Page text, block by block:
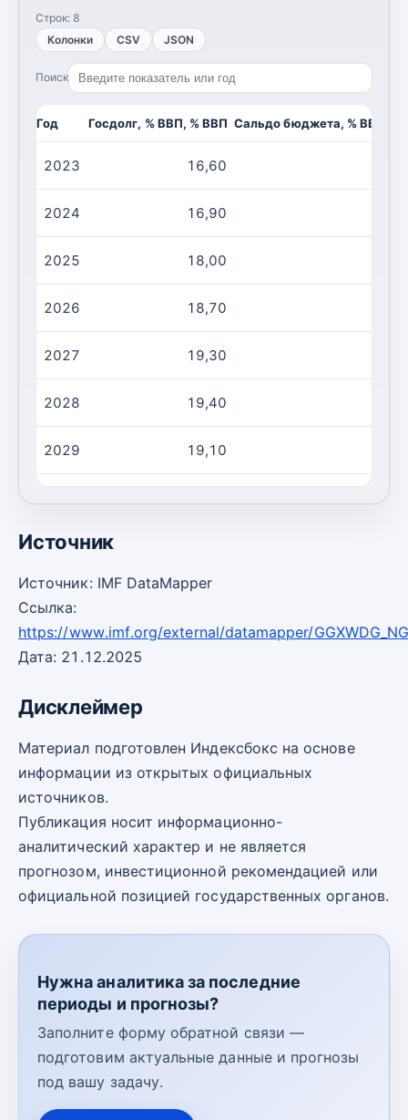
Строк: 8
Колонки
CSV JSON
Поиск
Год Госдолг, % ВВП, % ВВП Сальдо бюджета, % ВВП, %
2023 16,60
2024 16,90
2025 18,00
2026 18,70
2027 19,30
2028 19,40
2029 19,10
Источник
Источник: IMF DataMapper
Ссылка:
https://www.imf.org/external/datamapper/
Дата: 21.12.2025
Дисклеймер
Материал подготовлен Индексбокс на основе
информации из открытых официальных
источников.
Публикация носит информационно-
аналитический характер и не является
прогнозом, инвестиционной рекомендацией или
официальной позицией государственных органов.
Нужна аналитика за последние
периоды и прогнозы?
Заполните форму обратной связи —
подготовим актуальные данные и прогнозы
под вашу задачу.